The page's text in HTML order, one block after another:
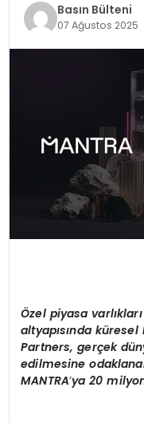
SPOR
YAŞAM
Basın Bülteni
07 Ağustos 2025
Özel piyasa
altyapısında
Partners, gerçek
edilmesine
MANTRA’ya 20